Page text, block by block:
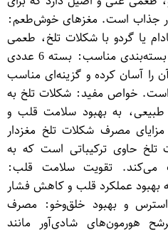
جذاب است. مغزهای خوش‌طعم:
یا گردو با شکلات تلخ، طعمی
متعادل و دلپذیر ایجاد می‌کند. بسته‌بندی مناسب: بسته 6 عددی
را آسان کرده و گزینه‌ای مناسب
خواص مفید: شکلات تلخ به
طبیعی، به بهبود سلامت قلب و
مصرف شکلات تلخ مغزدار
تلخ حاوی ترکیباتی است که به
می‌کند. تقویت سلامت قلب:
بهبود عملکرد قلب و کاهش فشار
و بهبود خلق‌وخو: مصرف
هورمون‌های شادی‌آور مانند